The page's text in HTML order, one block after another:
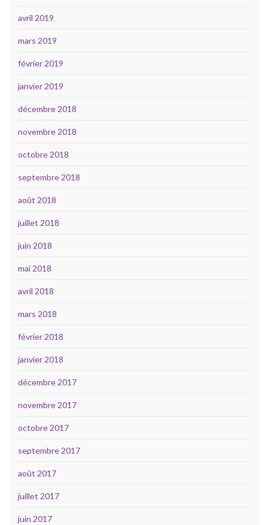
avril 2019
mars 2019
février 2019
janvier 2019
décembre 2018
novembre 2018
octobre 2018
septembre 2018
août 2018
juillet 2018
juin 2018
mai 2018
avril 2018
mars 2018
février 2018
janvier 2018
décembre 2017
novembre 2017
octobre 2017
septembre 2017
août 2017
juillet 2017
juin 2017